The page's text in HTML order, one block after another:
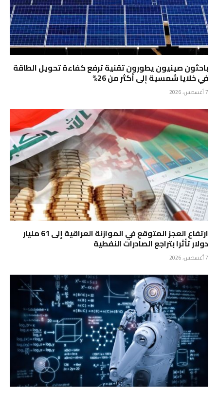
باحثون صينيون يطورون تقنية ترفع كفاءة تحويل الطاقة
في خلايا شمسية إلى أكثر من 26%
7 أغسطس، 2026
ارتفاع العجز المتوقع في الموازنة العراقية إلى 61 مليار
دولار تأثرا بتراجع الصادرات النفطية
7 أغسطس، 2026